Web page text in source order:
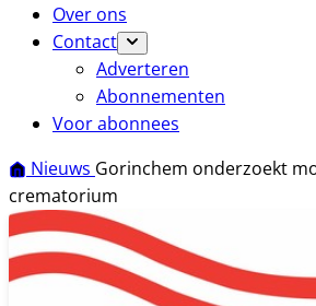
Over ons
Contact
Adverteren
Abonnementen
Voor abonnees
Nieuws Gorinchem onderzoekt
crematorium